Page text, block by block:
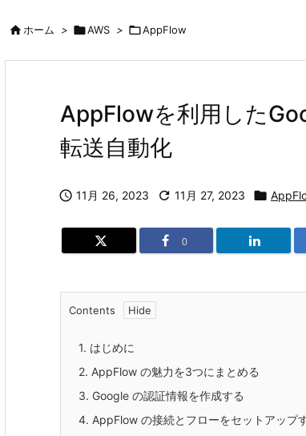
ホーム > AWS > AppFlow
AppFlowを利用した
転送自動化
 11月 26, 2023  11月 27, 2023 
0
Contents
1. はじめに
2. AppFlow の魅力を3つにまとめる
3. Google の認証情報を作成する
4. AppFlow の接続とフローをセットアップ